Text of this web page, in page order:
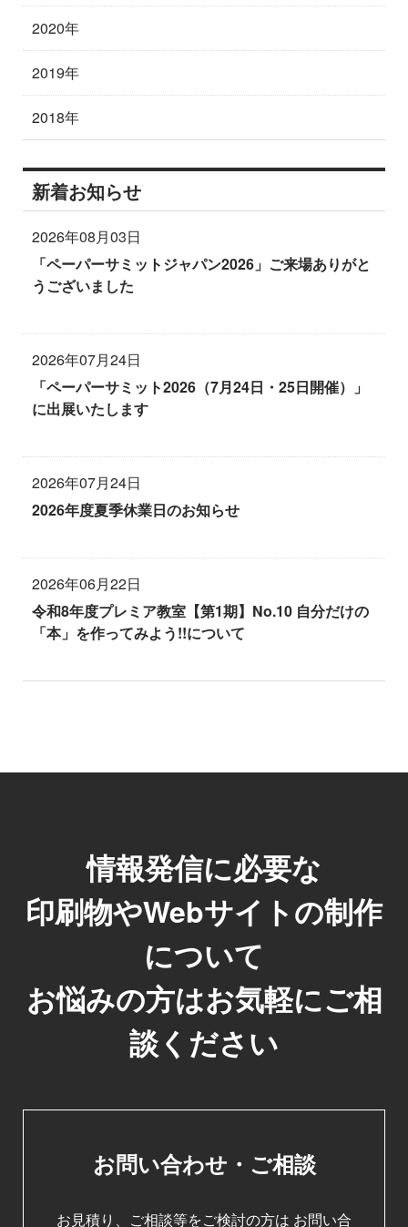
2020年
2019年
2018年
新着お知らせ
2026年08月03日
「ペーパーサミットジャパン2026」ご来場ありがと
うございました
2026年07月24日
「ペーパーサミット2026（7月24日・25日開催）」
に出展いたします
2026年07月24日
2026年度夏季休業日のお知らせ
2026年06月22日
令和8年度プレミア教室【第1期】No.10 自分だけの
「本」を作ってみよう!!について
情報発信に必要な
印刷物やWebサイトの制作
について
お悩みの方はお気軽にご相
談ください
お問い合わせ・ご相談
お見積り、ご相談等をご検討の方は お問い合